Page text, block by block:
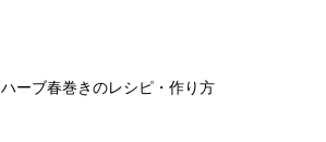
ハーブ春巻きのレシピ・作り方